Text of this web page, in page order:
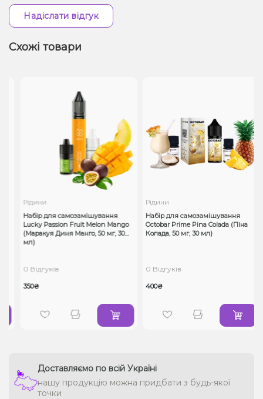
Надіслати відгук
Схожі товари
Рідини
Набір для самозамішування
Lucky Passion Fruit Melon Mango
(Маракуя Диня Манго, 50 мг, 30
мл)
0 Відгуків
350₴
Рідини
Набір для самозамішування
Octobar Prime Pina Colada (Піна
Колада, 50 мг, 30 мл)
0 Відгуків
400₴
Доставляємо по всій Україні
нашу продукцію можна придбати з будь-якої
точки